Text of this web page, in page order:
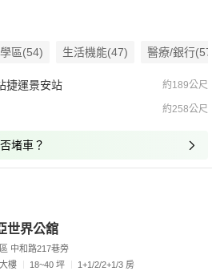
區(54) 生活機能(47) 醫療/銀行(57)
捷運景安站 約189公尺
約258公尺
堵車？
世界公舘
中和路217巷旁
樓
18~40 坪 1+1/2/2+1/3 房